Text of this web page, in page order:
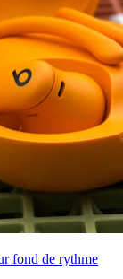
fond de rythme